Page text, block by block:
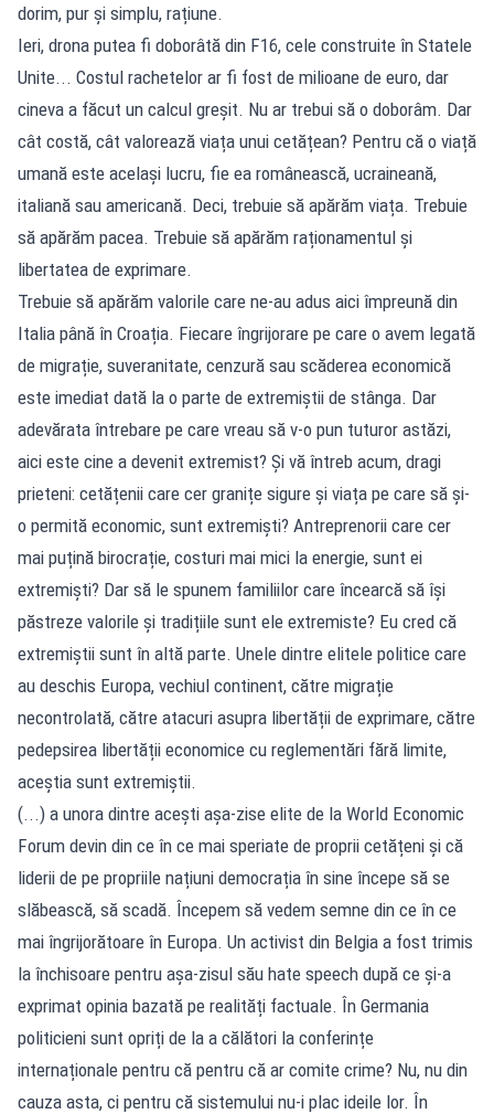
dorim, pur și simplu, rațiune.
Ieri, drona putea fi doborâtă din F16, cele construite în Statele
Unite... Costul rachetelor ar fi fost de milioane de euro, dar
cineva a făcut un calcul greșit. Nu ar trebui să o doborâm. Dar
cât costă, cât valorează viața unui cetățean? Pentru că o viață
umană este același lucru, fie ea românească, ucraineană,
italiană sau americană. Deci, trebuie să apărăm viața. Trebuie
să apărăm pacea. Trebuie să apărăm raționamentul și
libertatea de exprimare.
Trebuie să apărăm valorile care ne-au adus aici împreună din
Italia până în Croația. Fiecare îngrijorare pe care o avem legată
de migrație, suveranitate, cenzură sau scăderea economică
este imediat dată la o parte de extremiștii de stânga. Dar
adevărata întrebare pe care vreau să v-o pun tuturor astăzi,
aici este cine a devenit extremist? Și vă întreb acum, dragi
prieteni: cetățenii care cer granițe sigure și viața pe care să și-
o permită economic, sunt extremiști? Antreprenorii care cer
mai puțină birocrație, costuri mai mici la energie, sunt ei
extremiști? Dar să le spunem familiilor care încearcă să își
păstreze valorile și tradițiile sunt ele extremiste? Eu cred că
extremiștii sunt în altă parte. Unele dintre elitele politice care
au deschis Europa, vechiul continent, către migrație
necontrolată, către atacuri asupra libertății de exprimare, către
pedepsirea libertății economice cu reglementări fără limite,
aceștia sunt extremiștii.
(...) a unora dintre acești așa-zise elite de la World Economic
Forum devin din ce în ce mai speriate de proprii cetățeni și că
liderii de pe propriile națiuni democrația în sine începe să se
slăbească, să scadă. Începem să vedem semne din ce în ce
mai îngrijorătoare în Europa. Un activist din Belgia a fost trimis
la închisoare pentru așa-zisul său hate speech după ce și-a
exprimat opinia bazată pe realități factuale. În Germania
politicieni sunt opriți de la a călători la conferințe
internaționale pentru că pentru că ar comite crime? Nu, nu din
cauza asta, ci pentru că sistemului nu-i plac ideile lor. În